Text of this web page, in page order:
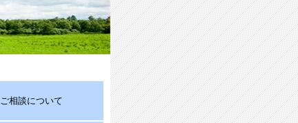
ご相談について